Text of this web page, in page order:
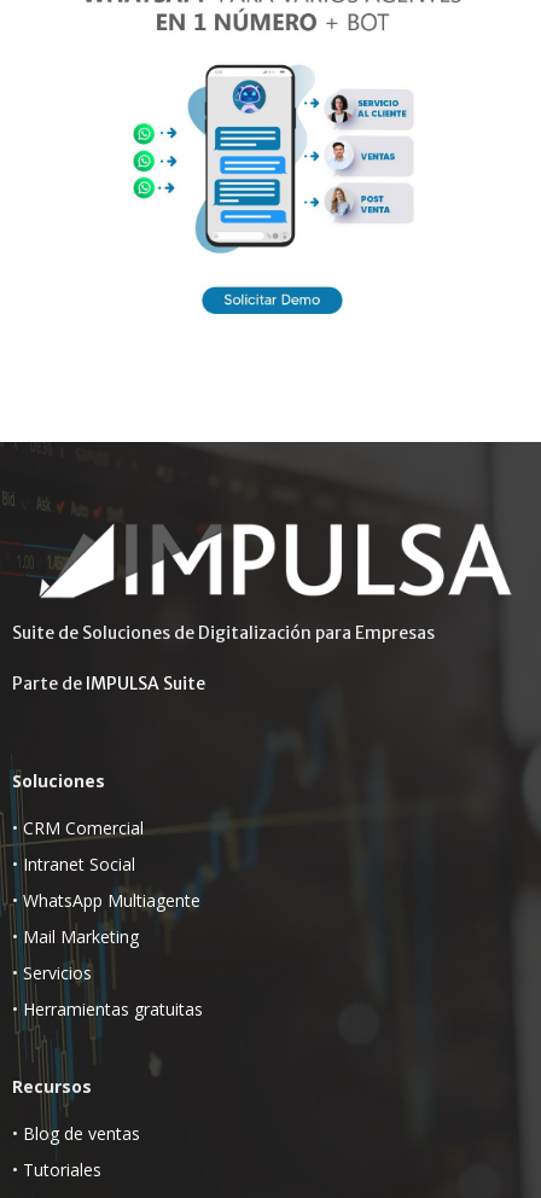
Suite de Soluciones de Digitalización para Empresas
Parte de IMPULSA Suite
Soluciones
•CRM Comercial
• Intranet Social
• WhatsApp Multiagente
• Mail Marketing
• Servicios
• Herramientas gratuitas
Recursos
• Blog de ventas
• Tutoriales